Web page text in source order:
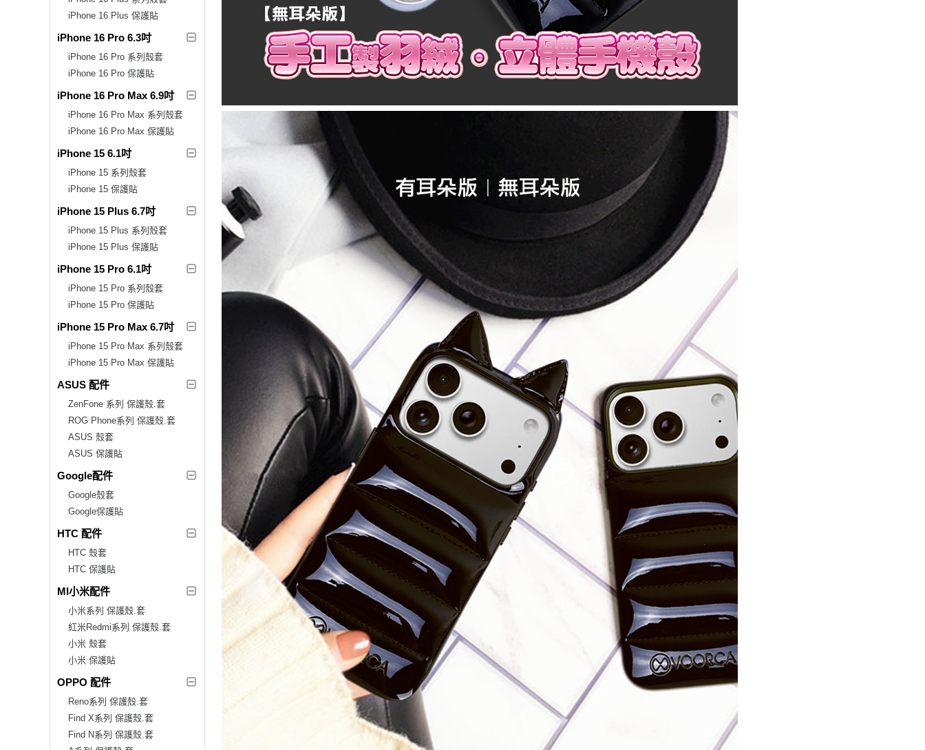
iPhone 16 Plus 保護貼
iPhone 16 Pro 6.3吋
iPhone 16 Pro 系列殼套
iPhone 16 Pro 保護貼
iPhone 16 Pro Max 6.9吋
iPhone 16 Pro Max 系列殼套
iPhone 16 Pro Max 保護貼
iPhone 15 6.1吋
iPhone 15 系列殼套
iPhone 15 保護貼
iPhone 15 Plus 6.7吋
iPhone 15 Plus 系列殼套
iPhone 15 Plus 保護貼
iPhone 15 Pro 6.1吋
iPhone 15 Pro 系列殼套
iPhone 15 Pro 保護貼
iPhone 15 Pro Max 6.7吋
iPhone 15 Pro Max 系列殼套
iPhone 15 Pro Max 保護貼
ASUS 配件
ZenFone 系列 保護殼.套
ROG Phone系列 保護殼.套
ASUS 殼套
ASUS 保護貼
Google配件
Google殼套
Google保護貼
HTC 配件
HTC 殼套
HTC 保護貼
MI小米配件
小米系列 保護殼.套
紅米Redmi系列 保護殼.套
小米 殼套
小米 保護貼
OPPO 配件
Reno系列 保護殼.套
Find X系列 保護殼.套
Find N系列 保護殼.套